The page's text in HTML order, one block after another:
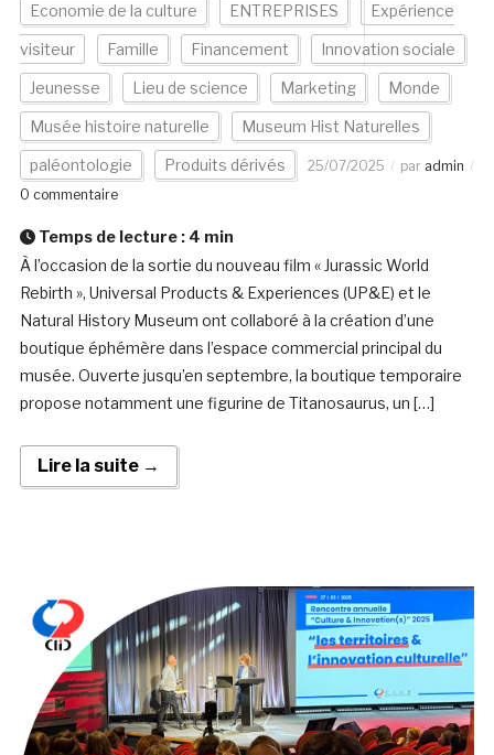
Economie de la culture ENTREPRISES Expérience
visiteur Famille Financement Innovation sociale
Jeunesse Lieu de science Marketing Monde
Musée histoire naturelle Museum Hist Naturelles
paléontologie Produits dérivés 25/07/2025 par admin
0 commentaire
Temps de lecture : 4 min
À l’occasion de la sortie du nouveau film « Jurassic World
Rebirth », Universal Products & Experiences (UP&E) et le
Natural History Museum ont collaboré à la création d’une
boutique éphémère dans l’espace commercial principal du
musée. Ouverte jusqu’en septembre, la boutique temporaire
propose notamment une figurine de Titanosaurus, un […]
Lire la suite →